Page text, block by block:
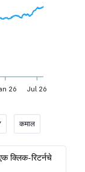
26 Jul 26
कमाल
क्लिक-रिटर्नचे